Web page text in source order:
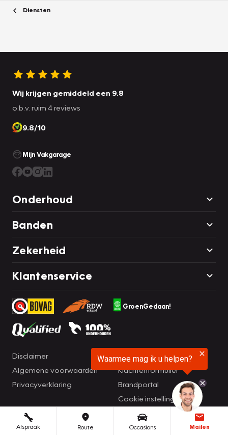
Diensten
Afspraak Route Occasions Mailen
Wij krijgen gemiddeld een 9.8
o.b.v. ruim 4 reviews
9.8/10
Mijn Vakgarage
Onderhoud
Banden
Zekerheid
Klantenservice
GroenGedaan!
Disclaimer
Algemene voorwaarden
Privacyverklaring
Cookie statement
Klachtenformulier
Brandportal
Cookie instellingen